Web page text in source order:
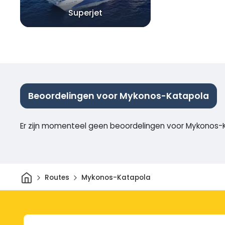
Superjet
Beoordelingen voor Mykonos-Katapola
Er zijn momenteel geen beoordelingen voor
ThuisRoutes Mykonos-Katapola